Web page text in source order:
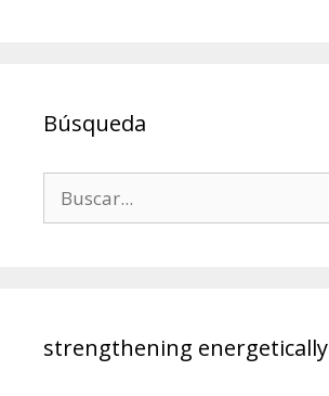
Búsqueda
strengthening energetically